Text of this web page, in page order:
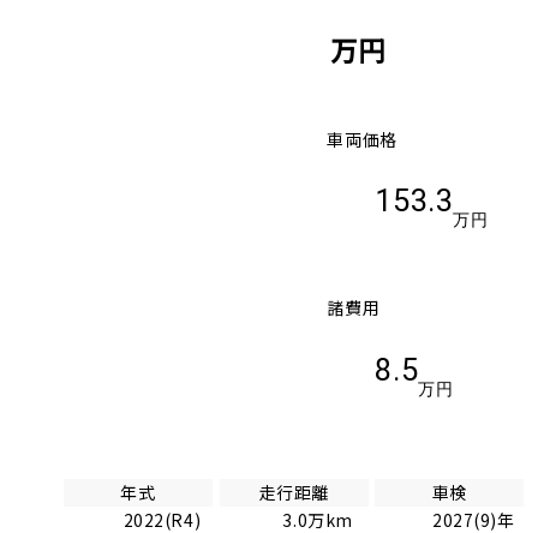
万円
車両価格
153.3
万円
諸費用
8.5
万円
年式
2022(R4)
走行距離
3.0万km
車検
2027(9)年